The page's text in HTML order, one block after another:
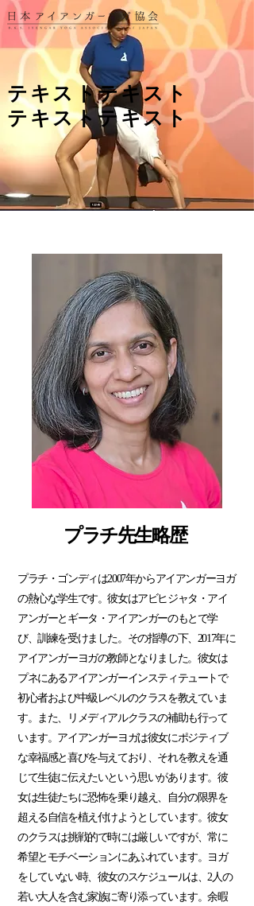
テキストテキスト
​テキストテキスト
プラチ先生略歴
プラチ・ゴンディは2007年からアイアンガーヨガ
の熱心な学生です。彼女はアビヒジャタ・アイ
アンガーとギータ・アイアンガーのもとで学
び、訓練を受けました。その指導の下、2017年に
アイアンガーヨガの教師となりました。彼女は
プネにあるアイアンガーインスティテュートで
初心者および中級レベルのクラスを教えていま
す。また、リメディアルクラスの補助も行って
います。アイアンガーヨガは彼女にポジティブ
な幸福感と喜びを与えており、それを教えを通
じて生徒に伝えたいという思いがあります。彼
女は生徒たちに恐怖を乗り越え、自分の限界を
超える自信を植え付けようとしています。彼女
のクラスは挑戦的で時には厳しいですが、常に
希望とモチベーションにあふれています。ヨガ
をしていない時、彼女のスケジュールは、2人の
若い大人を含む家族に寄り添っています。余暇